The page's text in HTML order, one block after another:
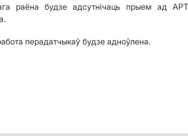
раёна будзе адсутнічаць прыем ад
перадатчыкаў будзе адноўлена.